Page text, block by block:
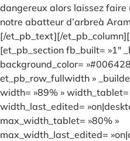
dangereux alors laissez
notre abatteur d’arbreà
[/et_pb_text][/
[et_pb_section fb_built= »1″
background_color=
et_pb_row_fullwidth »
width= »89% » width_tablet=
width_last_edited=
max_width_tablet= »80% »
max_width_last_edited=